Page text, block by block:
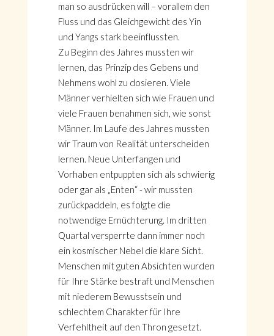
man so ausdrücken will – vorallem den
Fluss und das Gleichgewicht des Yin
und Yangs stark beeinflussten.
Zu Beginn des Jahres mussten wir
lernen, das Prinzip des Gebens und
Nehmens wohl zu dosieren. Viele
Männer verhielten sich wie Frauen und
viele Frauen benahmen sich, wie sonst
Männer. Im Laufe des Jahres mussten
wir Traum von Realität unterscheiden
lernen. Neue Unterfangen und
Vorhaben entpuppten sich als schwierig
oder gar als „Enten“ - wir mussten
zurückpaddeln, es folgte die
notwendige Ernüchterung. Im dritten
Quartal versperrte dann immer noch
ein kosmischer Nebel die klare Sicht.
Menschen mit guten Absichten wurden
für Ihre Stärke bestraft und Menschen
mit niederem Bewusstsein und
schlechtem Charakter für Ihre
Verfehltheit auf den Thron gesetzt.